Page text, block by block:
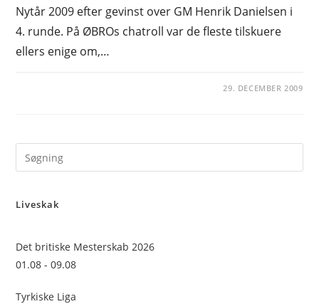
Nytår 2009 efter gevinst over GM Henrik Danielsen i
4. runde. På ØBROs chatroll var de fleste tilskuere
ellers enige om,…
29. DECEMBER 2009
Liveskak
Det britiske Mesterskab 2026
01.08 - 09.08
Tyrkiske Liga